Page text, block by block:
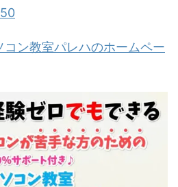
コン教室パレハのホームペー